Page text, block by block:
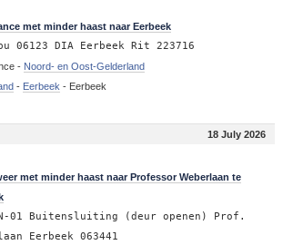
met minder haast naar Eerbeek
06123 DIA Eerbeek Rit 223716
- Noord- en Oost-Gelderland
- Eerbeek - Eerbeek
18 July 2026
met minder haast naar Professor Weberlaan te
01 Buitensluiting (deur openen) Prof.
Eerbeek 063441